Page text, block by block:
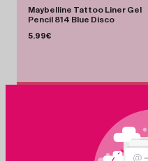
Maybelline Tattoo Liner Gel
Pencil 814 Blue Disco
5.99€